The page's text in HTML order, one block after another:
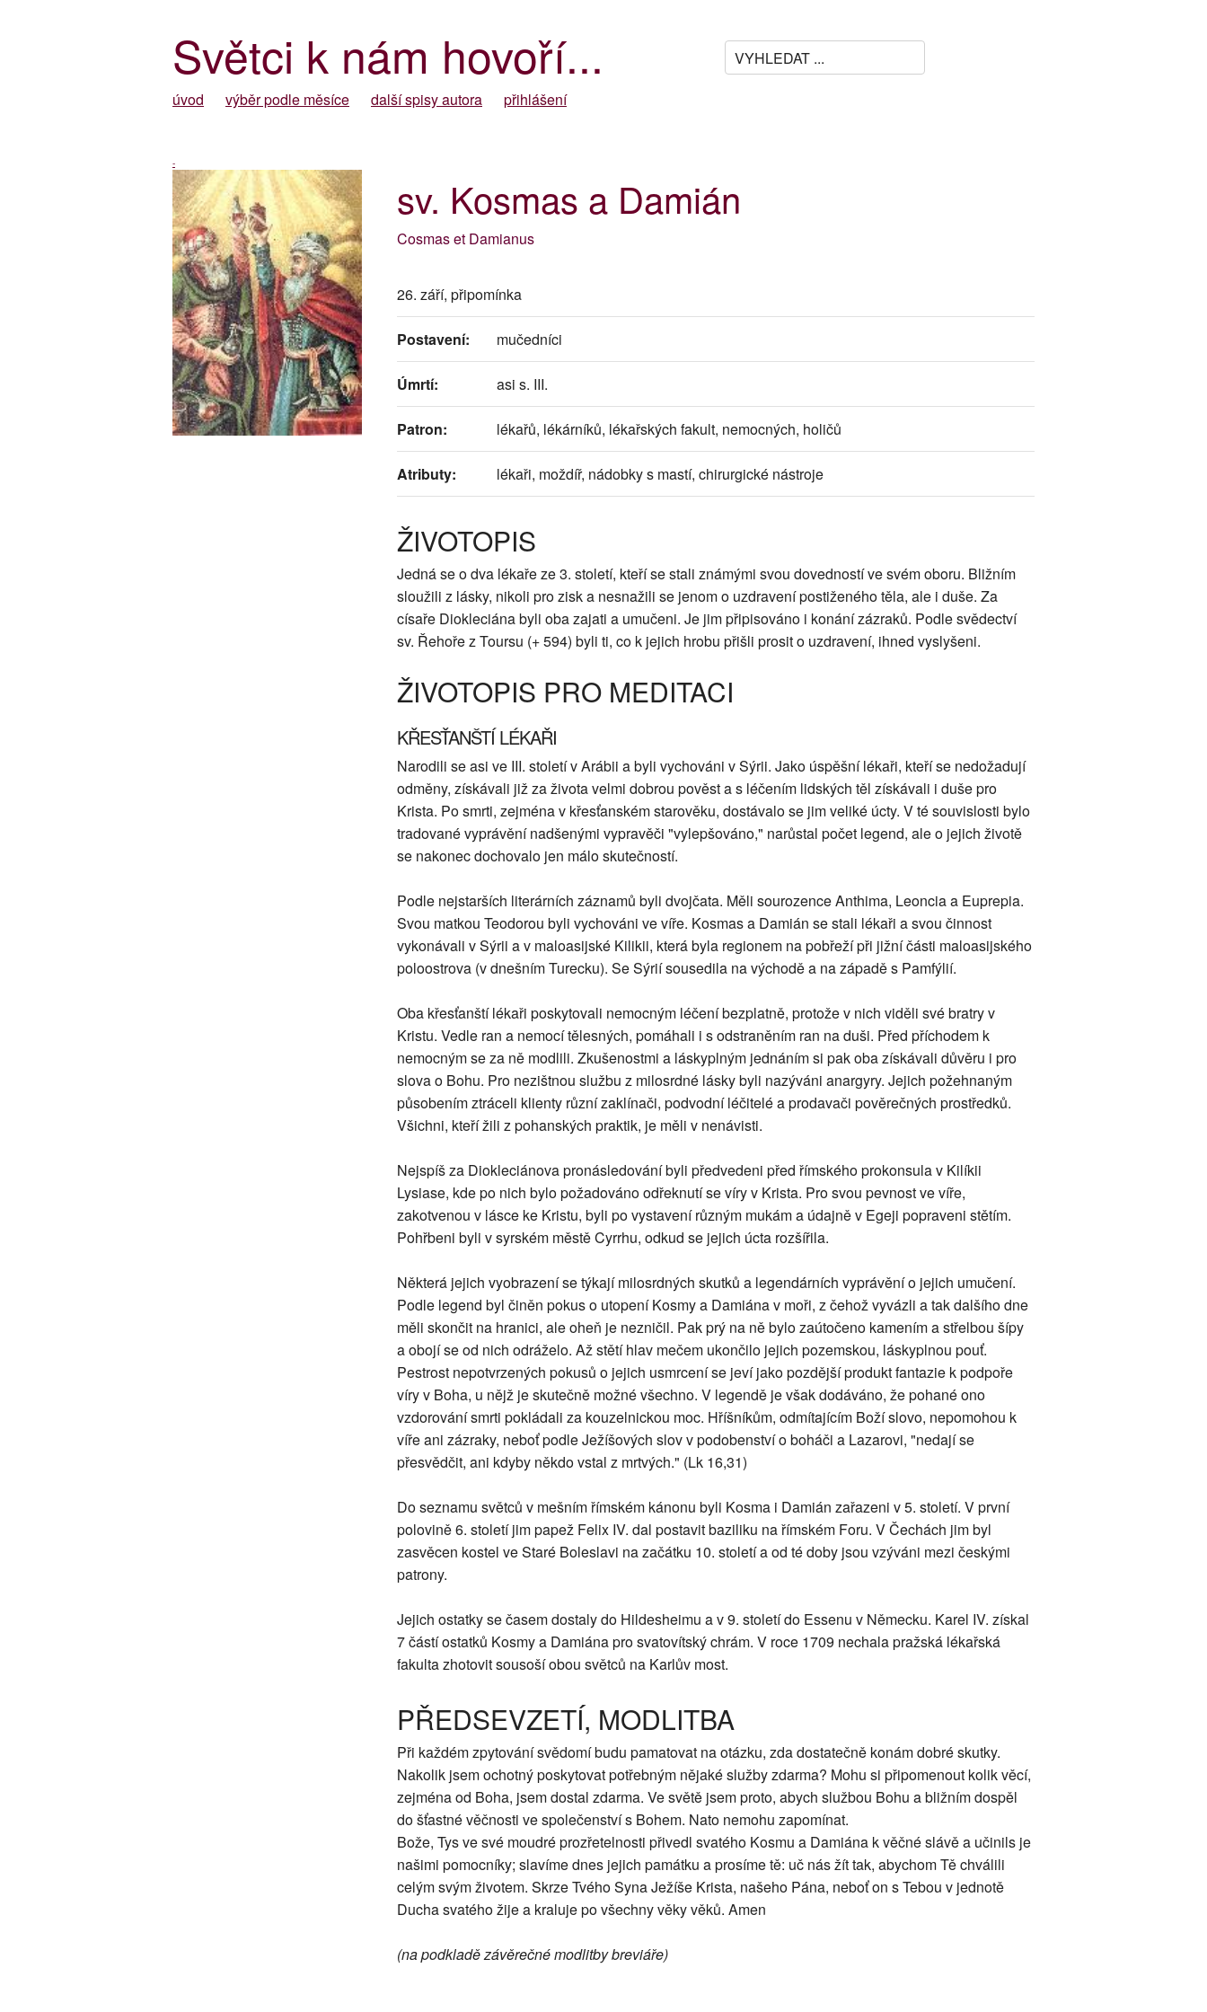
Světci k nám hovoří...
úvod výběr podle měsíce další spisy autora přihlášení
-
sv. Kosmas a Damián
Cosmas et Damianus
26. září, připomínka
Postavení: mučedníci
Úmrtí: asi s. III.
Patron: lékařů, lékárníků, lékařských fakult, nemocných, holičů
Atributy: lékaři, moždíř, nádobky s mastí, chirurgické nástroje
ŽIVOTOPIS
Jedná se o dva lékaře ze 3. století, kteří se stali známými svou dovedností ve svém oboru. Bližním
sloužili z lásky, nikoli pro zisk a nesnažili se jenom o uzdravení postiženého těla, ale i duše. Za
císaře Diokleciána byli oba zajati a umučeni. Je jim připisováno i konání zázraků. Podle svědectví
sv. Řehoře z Toursu (+ 594) byli ti, co k jejich hrobu přišli prosit o uzdravení, ihned vyslyšeni.
ŽIVOTOPIS PRO MEDITACI
KŘESŤANŠTÍ LÉKAŘI
Narodili se asi ve III. století v Arábii a byli vychováni v Sýrii. Jako úspěšní lékaři, kteří se nedožadují
odměny, získávali již za života velmi dobrou pověst a s léčením lidských těl získávali i duše pro
Krista. Po smrti, zejména v křesťanském starověku, dostávalo se jim veliké úcty. V té souvislosti bylo
tradované vyprávění nadšenými vypravěči "vylepšováno," narůstal počet legend, ale o jejich životě
se nakonec dochovalo jen málo skutečností.
Podle nejstarších literárních záznamů byli dvojčata. Měli sourozence Anthima, Leoncia a Euprepia.
Svou matkou Teodorou byli vychováni ve víře. Kosmas a Damián se stali lékaři a svou činnost
vykonávali v Sýrii a v maloasijské Kilikii, která byla regionem na pobřeží při jižní části maloasijského
poloostrova (v dnešním Turecku). Se Sýrií sousedila na východě a na západě s Pamfýlií.
Oba křesťanští lékaři poskytovali nemocným léčení bezplatně, protože v nich viděli své bratry v
Kristu. Vedle ran a nemocí tělesných, pomáhali i s odstraněním ran na duši. Před příchodem k
nemocným se za ně modlili. Zkušenostmi a láskyplným jednáním si pak oba získávali důvěru i pro
slova o Bohu. Pro nezištnou službu z milosrdné lásky byli nazýváni anargyry. Jejich požehnaným
působením ztráceli klienty různí zaklínači, podvodní léčitelé a prodavači pověrečných prostředků.
Všichni, kteří žili z pohanských praktik, je měli v nenávisti.
Nejspíš za Diokleciánova pronásledování byli předvedeni před římského prokonsula v Kilíkii
Lysiase, kde po nich bylo požadováno odřeknutí se víry v Krista. Pro svou pevnost ve víře,
zakotvenou v lásce ke Kristu, byli po vystavení různým mukám a údajně v Egeji popraveni stětím.
Pohřbeni byli v syrském městě Cyrrhu, odkud se jejich úcta rozšířila.
Některá jejich vyobrazení se týkají milosrdných skutků a legendárních vyprávění o jejich umučení.
Podle legend byl činěn pokus o utopení Kosmy a Damiána v moři, z čehož vyvázli a tak dalšího dne
měli skončit na hranici, ale oheň je nezničil. Pak prý na ně bylo zaútočeno kamením a střelbou šípy
a obojí se od nich odráželo. Až stětí hlav mečem ukončilo jejich pozemskou, láskyplnou pouť.
Pestrost nepotvrzených pokusů o jejich usmrcení se jeví jako pozdější produkt fantazie k podpoře
víry v Boha, u nějž je skutečně možné všechno. V legendě je však dodáváno, že pohané ono
vzdorování smrti pokládali za kouzelnickou moc. Hříšníkům, odmítajícím Boží slovo, nepomohou k
víře ani zázraky, neboť podle Ježíšových slov v podobenství o boháči a Lazarovi, "nedají se
přesvědčit, ani kdyby někdo vstal z mrtvých." (Lk 16,31)
Do seznamu světců v mešním římském kánonu byli Kosma i Damián zařazeni v 5. století. V první
polovině 6. století jim papež Felix IV. dal postavit baziliku na římském Foru. V Čechách jim byl
zasvěcen kostel ve Staré Boleslavi na začátku 10. století a od té doby jsou vzýváni mezi českými
patrony.
Jejich ostatky se časem dostaly do Hildesheimu a v 9. století do Essenu v Německu. Karel IV. získal
7 částí ostatků Kosmy a Damiána pro svatovítský chrám. V roce 1709 nechala pražská lékařská
fakulta zhotovit sousoší obou světců na Karlův most.
PŘEDSEVZETÍ, MODLITBA
Při každém zpytování svědomí budu pamatovat na otázku, zda dostatečně konám dobré skutky.
Nakolik jsem ochotný poskytovat potřebným nějaké služby zdarma? Mohu si připomenout kolik věcí,
zejména od Boha, jsem dostal zdarma. Ve světě jsem proto, abych službou Bohu a bližním dospěl
do šťastné věčnosti ve společenství s Bohem. Nato nemohu zapomínat.
Bože, Tys ve své moudré prozřetelnosti přivedl svatého Kosmu a Damiána k věčné slávě a učinils je
našimi pomocníky; slavíme dnes jejich památku a prosíme tě: uč nás žít tak, abychom Tě chválili
celým svým životem. Skrze Tvého Syna Ježíše Krista, našeho Pána, neboť on s Tebou v jednotě
Ducha svatého žije a kraluje po všechny věky věků. Amen
(na podkladě závěrečné modlitby breviáře)